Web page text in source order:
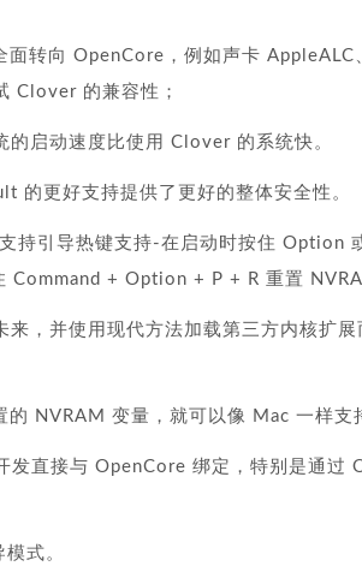
面转向 OpenCore，例如声卡
Clover 的兼容性；
启动速度比使用 Clover 的系统快。
的更好支持提供了更好的整体安全性。
持引导热键支持-在启动时按住 Option
Command + Option + P + R 重置
来，并使用现代方法加载第三方内核扩
的 NVRAM 变量，就可以像 Mac 一样支
直接与 OpenCore 绑定，特别是通过
式。